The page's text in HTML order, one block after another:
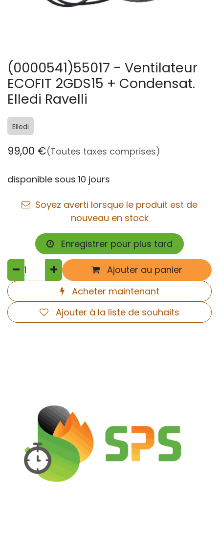
(0000541)55017 - Ventilateur
ECOFIT 2GDS15 + Condensat.
Elledi Ravelli
Elledi
99,00 €(Toutes taxes comprises)
disponible sous 10 jours
Soyez averti lorsque le produit est de
nouveau en stock
Enregistrer pour plus tard
Ajouter au panier
Acheter maintenant
Ajouter à la liste de souhaits